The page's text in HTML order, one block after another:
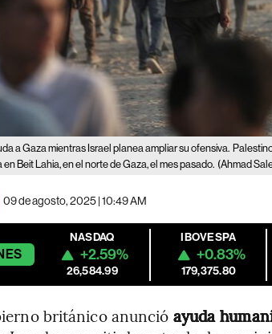
a Gaza mientras Israel planea ampliar su ofensiva.
Beit Lahia, en el norte de Gaza, el mes pasado. (Ahmad
09 de agosto, 2025 | 10:49 AM
NASDAQ
+2.59%
26,584.99
IBOVESPA
+0.83%
179,375.80
británico anunció ayuda